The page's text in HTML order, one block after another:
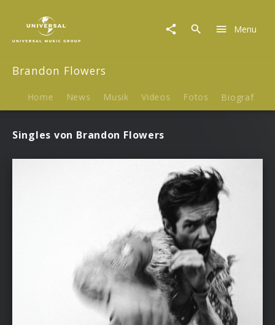
Musik
Menu
Brandon Flowers
Home News Musik Videos Fotos Biografie
Singles von Brandon Flowers